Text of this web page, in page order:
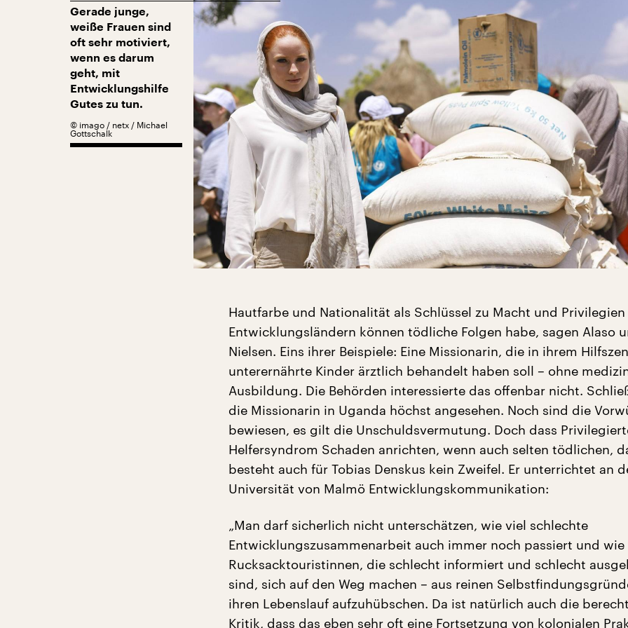
Gerade junge,
weiße Frauen sind
oft sehr motiviert,
wenn es darum
geht, mit
Entwicklungshilfe
Gutes zu tun.
© imago / netx / Michael
Gottschalk
Hautfarbe und Nationalität als Schlüssel zu Macht und
Entwicklungsländern können tödliche Folgen habe, sagen Alaso
Nielsen. Eins ihrer Beispiele: Eine Missionarin, die in ihrem
unterernährte Kinder ärztlich behandelt haben soll – ohne
Ausbildung. Die Behörden interessierte das offenbar nicht.
die Missionarin in Uganda höchst angesehen. Noch sind die
bewiesen, es gilt die Unschuldsvermutung. Doch dass
Helfersyndrom Schaden anrichten, wenn auch selten tödlichen,
besteht auch für Tobias Denskus kein Zweifel. Er unterrichtet an
Universität von Malmö Entwicklungskommunikation:
„Man darf sicherlich nicht unterschätzen, wie viel schlechte
Entwicklungszusammenarbeit auch immer noch passiert und wie
Rucksacktouristinnen, die schlecht informiert und schlecht
sind, sich auf den Weg machen – aus reinen
ihren Lebenslauf aufzuhübschen. Da ist natürlich auch die
Kritik, dass das eben sehr oft eine Fortsetzung von kolonialen